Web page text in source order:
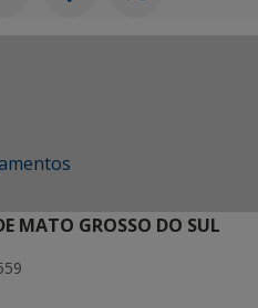
MATO GROSSO DO SUL